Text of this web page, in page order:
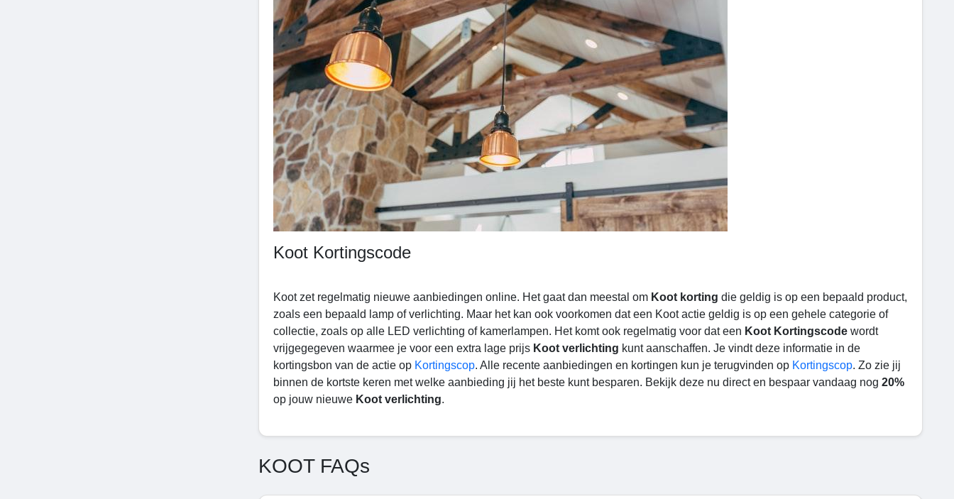
Koot Kortingscode
Koot zet regelmatig nieuwe aanbiedingen online. Het gaat dan meestal om Koot korting die geldig is op een bepaald product,
zoals een bepaald lamp of verlichting. Maar het kan ook voorkomen dat een Koot actie geldig is op een gehele categorie of
collectie, zoals op alle LED verlichting of kamerlampen. Het komt ook regelmatig voor dat een Koot Kortingscode wordt
vrijgegegeven waarmee je voor een extra lage prijs Koot verlichting kunt aanschaffen. Je vindt deze informatie in de
kortingsbon van de actie op Kortingscop. Alle recente aanbiedingen en kortingen kun je terugvinden op Kortingscop. Zo zie jij
binnen de kortste keren met welke aanbieding jij het beste kunt besparen. Bekijk deze nu direct en bespaar vandaag nog 20%
op jouw nieuwe Koot verlichting.
KOOT FAQs